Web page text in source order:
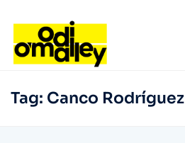
Tag: Canco Rodríguez